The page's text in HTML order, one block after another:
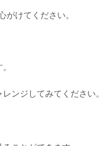
がけてください。
ンジしてみてください。